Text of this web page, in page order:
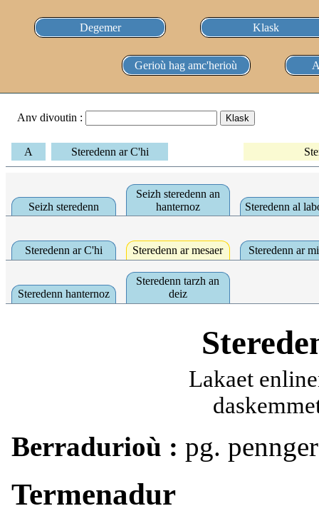
Degemer Klask
Gerioù hag amc'herioù
Anv divoutin :
A Steredenn ar C'hi
Seizh steredenn
Seizh steredenn an
hanternoz
Steredenn al
Steredenn ar C'hi Steredenn ar mesaer Steredenn ar
Steredenn hanternoz
Steredenn tarzh an
deiz
Lakaet
Berradurioù : pg.
Termenadur